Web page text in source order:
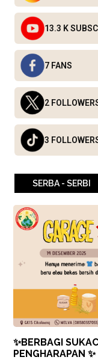
13.3 K
7 FANS
2
3
SERBA - SERBI
✨BERBAGI
PENGHARAPAN ✨